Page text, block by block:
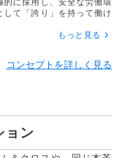
て「誇り」を持って働け
もっと見る
コンセプトを詳しく見る
ョン